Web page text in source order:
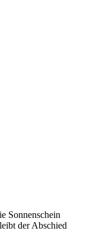
Sonnenschein
der Abschied